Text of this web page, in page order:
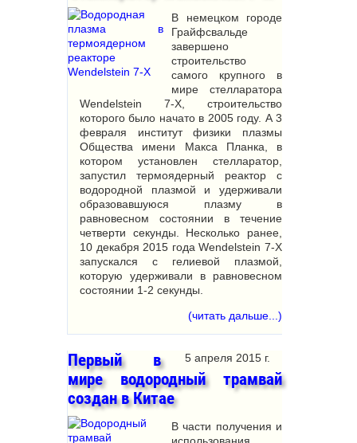
В немецком городе
Грайфсвальде
завершено
строительство
самого крупного в
мире стелларатора
Wendelstein 7-X, строительство
которого было начато в 2005 году. А 3
февраля институт физики плазмы
Общества имени Макса Планка, в
котором установлен стелларатор,
запустил термоядерный реактор с
водородной плазмой и удерживали
образовавшуюся плазму в
равновесном состоянии в течение
четверти секунды. Несколько ранее,
10 декабря 2015 года Wendelstein 7-X
запускался с гелиевой плазмой,
которую удерживали в равновесном
состоянии 1-2 секунды.
(читать дальше...)
5 апреля 2015 г.
Первый в
мире водородный трамвай
создан в Китае
В части получения и